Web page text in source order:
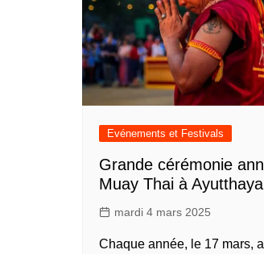
Evénements et Festivals
Grande cérémonie
Muay Thai à Ayutthaya
mardi 4 mars 2025
Chaque année, le 17 mars,